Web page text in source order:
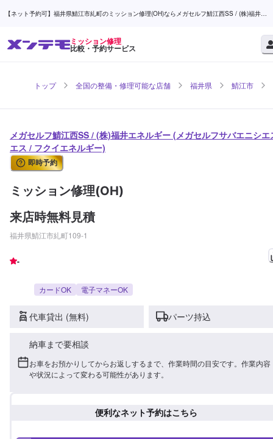
【ネット予約可】福井県鯖江市糺町のミッション修理(OH)ならメガセルフ鯖江西SS / (株)福井エ
ミッション修理
比較・予約サービス
トップ 全国の整備・修理可能な店舗 福井県 鯖江市
メガセルフ鯖江西SS / (株)福井エネルギー (メガセルフサバエニシエ
エス / フクイエネルギー)
即時予約
ミッション修理(OH)
来店時無料見積
福井県鯖江市糺町109-1
-
カードOK 電子マネーOK
代車貸出 (無料) パーツ持込
納車まで要相談
お車をお預かりしてからお返しするまで、作業時間の目安です。作業内容
や状況によって変わる可能性があります。
便利なネット予約はこちら